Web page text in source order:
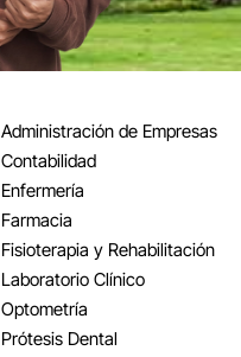
Administración de Empresas
Contabilidad
Enfermería
Farmacia
Fisioterapia y Rehabilitación
Laboratorio Clínico
Optometría
Prótesis Dental